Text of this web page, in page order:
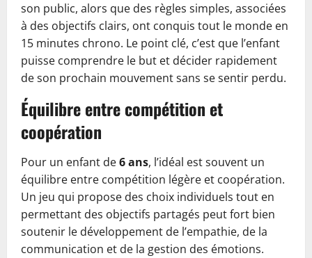
son public, alors que des règles simples, associées
à des objectifs clairs, ont conquis tout le monde en
15 minutes chrono. Le point clé, c’est que l’enfant
puisse comprendre le but et décider rapidement
de son prochain mouvement sans se sentir perdu.
Équilibre entre compétition et
coopération
Pour un enfant de6 ans, l’idéal est souvent un
équilibre entre compétition légère et coopération.
Un jeu qui propose des choix individuels tout en
permettant des objectifs partagés peut fort bien
soutenir le développement de l’empathie, de la
communication et de la gestion des émotions.